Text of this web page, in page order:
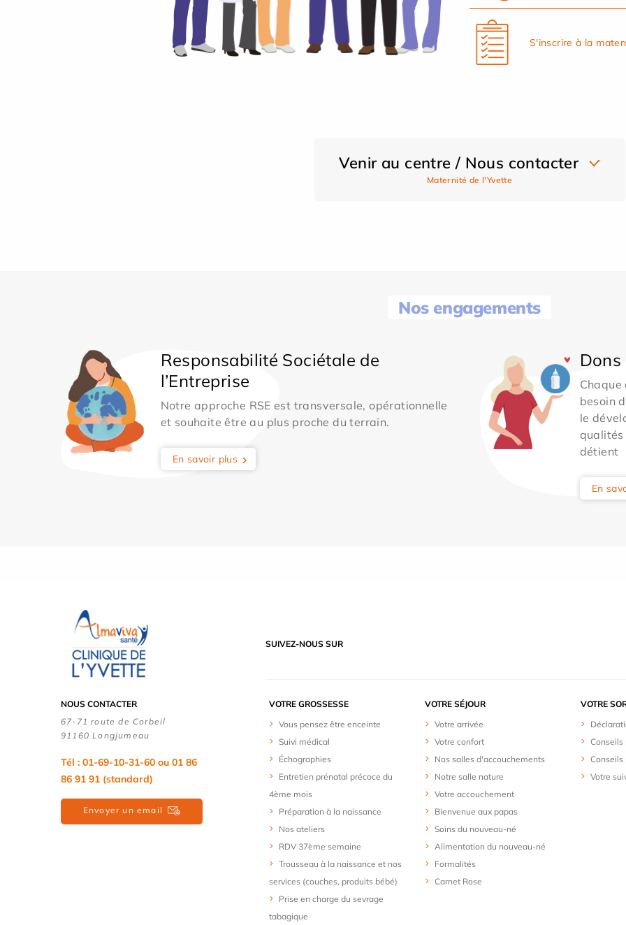
S'inscrire à la
Venir au centre / Nous contacter
Maternité de l'Yvette
Nos engagements
Responsabilité Sociétale de
l’Entreprise
Notre approche RSE est transversale, opérationnelle
et souhaite être au plus proche du terrain.
En savoir plus
besoin
le
qualités
détient
En
SUIVEZ-NOUS SUR
NOUS CONTACTER
67-71 route de Corbeil
91160 Longjumeau
Tél : 01-69-10-31-60 ou 01 86
86 91 91 (standard)
Envoyer un email
VOTRE GROSSESSE
Vous pensez être enceinte
Suivi médical
Échographies
Entretien prénatal précoce du
4ème mois
Préparation à la naissance
Nos ateliers
RDV 37ème semaine
Trousseau à la naissance et nos
services (couches, produits bébé)
Prise en charge du sevrage
tabagique
VOTRE SÉJOUR
Votre arrivée
Votre confort
Nos salles d'accouchements
Notre salle nature
Votre accouchement
Bienvenue aux papas
Soins du nouveau-né
Alimentation du nouveau-né
Formalités
Carnet Rose
VOTRE
Conseils
Conseils
Votre